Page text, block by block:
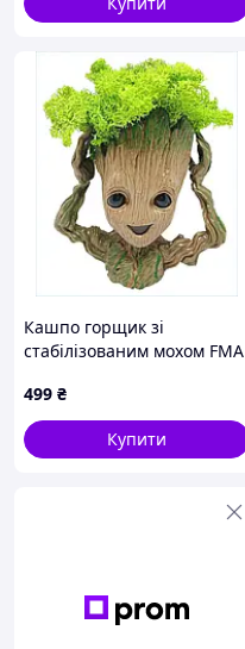
Кашпо горщик зі
стабілізованим мохом FMA
Бежевий (2417748830)
8B839386TA
499 ₴
Купити